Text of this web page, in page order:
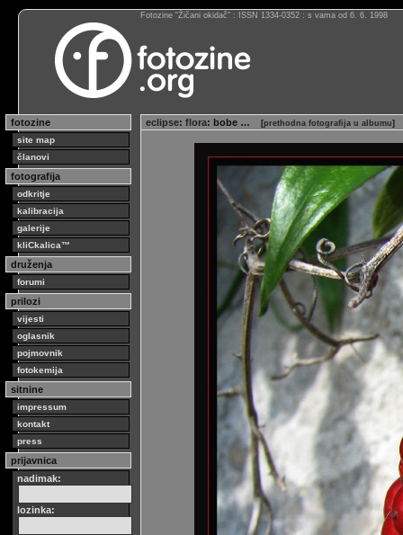
Fotozine “Žičani okidač” : ISSN 1334-0352 : s vama od 6. 6. 1998
fotozine
site map
članovi
fotografija
odkritje
kalibracija
galerije
kliCkalica™
druženja
forumi
prilozi
vijesti
oglasnik
pojmovnik
fotokemija
sitnine
impressum
kontakt
press
prijavnica
nadimak:
lozinka:
eclipse: flora: bobe … [prethodna fotografija u albumu]